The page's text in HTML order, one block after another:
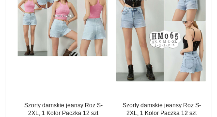
Szorty damskie jeansy Roz S-
2XL, 1 Kolor Paczka 12 szt
Szorty damskie jeansy Roz S-
2XL, 1 Kolor Paczka 12 szt